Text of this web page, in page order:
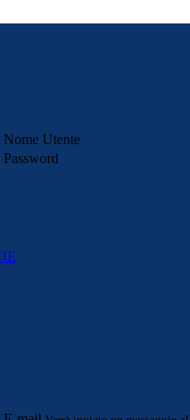
Nome Utente
Password